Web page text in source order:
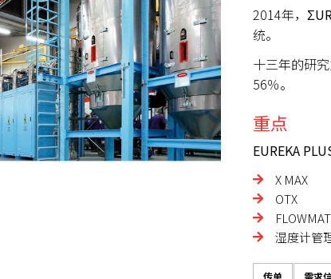
2014年，
统。
十三年的研
56％。
重点
EUREKA
X MAX
OTX
湿度计管